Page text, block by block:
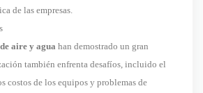
de las empresas.
aire y agua han demostrado un gran
también enfrenta desafíos, incluido el
costos de los equipos y problemas de